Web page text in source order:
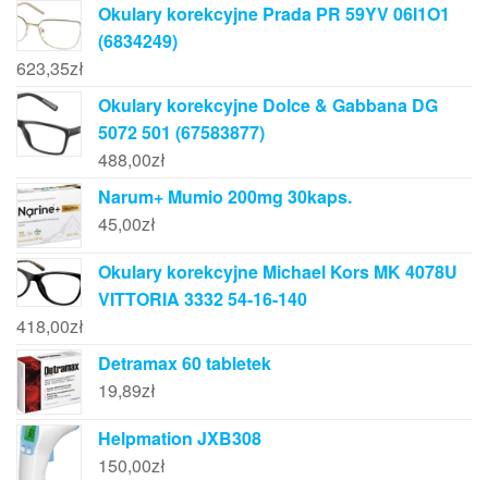
Okulary korekcyjne Prada PR 59YV 06I1O1
(6834249)
623,35zł
Okulary korekcyjne Dolce & Gabbana DG
5072 501 (67583877)
488,00zł
Narum+ Mumio 200mg 30kaps.
45,00zł
Okulary korekcyjne Michael Kors MK 4078U
VITTORIA 3332 54-16-140
418,00zł
Detramax 60 tabletek
19,89zł
Helpmation JXB308
150,00zł